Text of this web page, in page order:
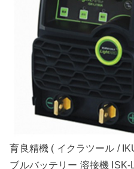
育良精機 ( イクラツール /
ブルバッテリー 溶接機